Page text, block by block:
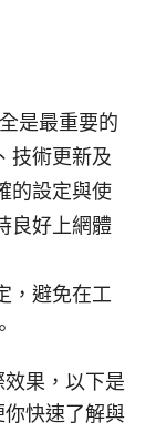
是最重要的
技術更新及
的設定與使
良好上網體
，避免在工
果，以下是
快速了解與